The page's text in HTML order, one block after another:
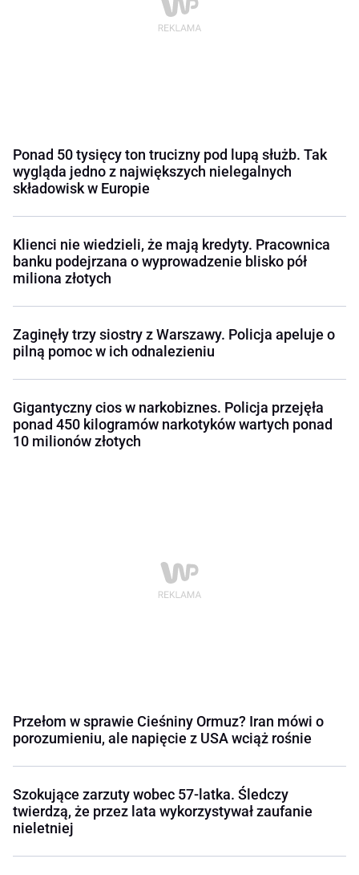
Ponad 50 tysięcy ton trucizny pod lupą służb. Tak
wygląda jedno z największych nielegalnych
składowisk w Europie
Klienci nie wiedzieli, że mają kredyty. Pracownica
banku podejrzana o wyprowadzenie blisko pół
miliona złotych
Zaginęły trzy siostry z Warszawy. Policja apeluje o
pilną pomoc w ich odnalezieniu
Gigantyczny cios w narkobiznes. Policja przejęła
ponad 450 kilogramów narkotyków wartych ponad
10 milionów złotych
Przełom w sprawie Cieśniny Ormuz? Iran mówi o
porozumieniu, ale napięcie z USA wciąż rośnie
Szokujące zarzuty wobec 57-latka. Śledczy
twierdzą, że przez lata wykorzystywał zaufanie
nieletniej